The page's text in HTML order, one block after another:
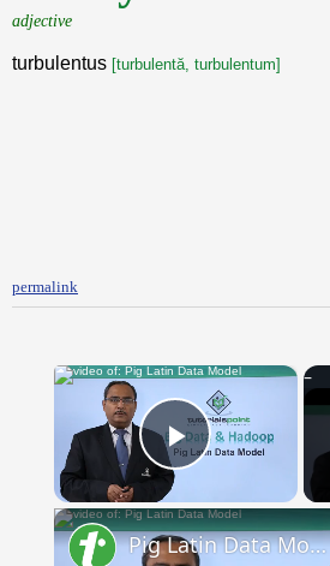
adjective
turbulentus [turbulentă, turbulentum]
permalink
×
Play Video
Pig Latin Data Model